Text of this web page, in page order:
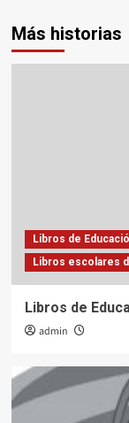
Más historias
Libros de
Libros escolares
Libros de
admin